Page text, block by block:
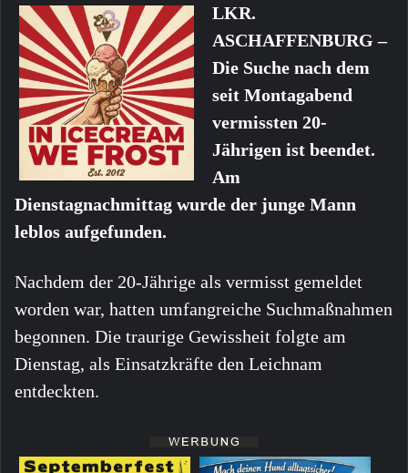
LKR.
ASCHAFFENBURG –
Die Suche nach dem
seit Montagabend
vermissten 20-
Jährigen ist beendet.
Am
Dienstagnachmittag wurde der junge Mann
leblos aufgefunden.
Nachdem der 20-Jährige als vermisst gemeldet
worden war, hatten umfangreiche Suchmaßnahmen
begonnen. Die traurige Gewissheit folgte am
Dienstag, als Einsatzkräfte den Leichnam
entdeckten.